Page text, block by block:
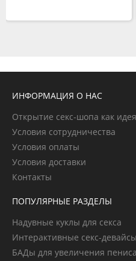
ИНФОРМАЦИЯ О НАС
Открытие секс-шопа как
Условия сотрудничества
Условия оплаты
Условия доставки
Контакты
ПОПУЛЯРНЫЕ РАЗДЕЛЫ
Надувные куклы для секса
Интерактивные секс-девайсы
БАДы для увеличения пениса